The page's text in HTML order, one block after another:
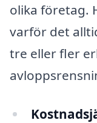
olika företag.
varför det
tre eller fler